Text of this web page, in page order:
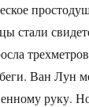
стали
Ван Лун
руку.